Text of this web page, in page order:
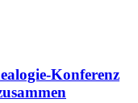
Konferenz